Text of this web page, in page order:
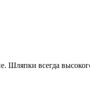
Шляпки всегда